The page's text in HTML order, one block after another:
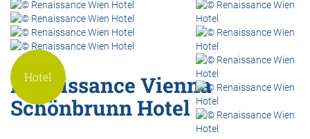
Renaissance Vienna
Schönbrunn Hotel
Hotel